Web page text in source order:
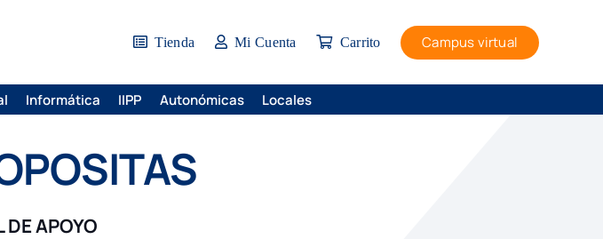
Tienda Mi Cuenta Carrito Campus virtual
Informática IIPP Autonómicas Locales
DE APOYO